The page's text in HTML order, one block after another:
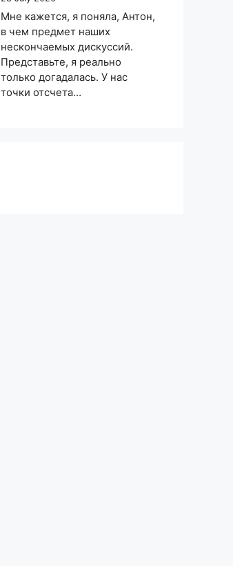
Мне кажется, я поняла, Антон,
в чем предмет наших
нескончаемых дискуссий.
Представьте, я реально
только догадалась. У нас
точки отсчета…